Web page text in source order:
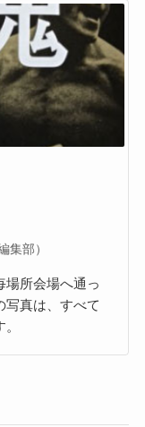
集部）
場所会場へ通っ
写真は、すべて